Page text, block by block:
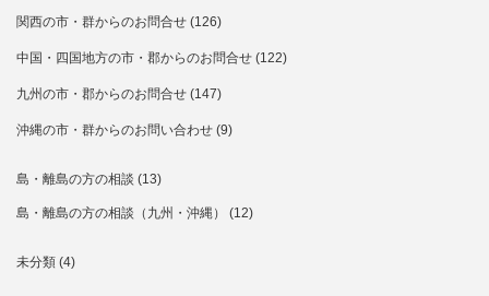
関西の市・群からのお問合せ (126)
中国・四国地方の市・郡からのお問合せ (122)
九州の市・郡からのお問合せ (147)
沖縄の市・群からのお問い合わせ (9)
島・離島の方の相談 (13)
島・離島の方の相談（九州・沖縄） (12)
未分類 (4)